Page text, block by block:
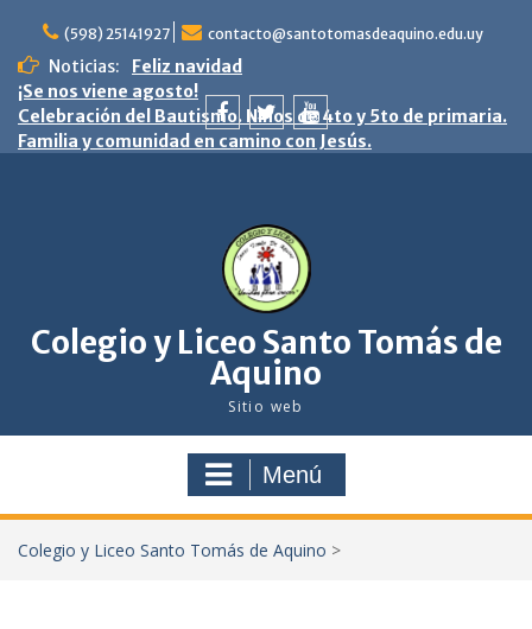
contenido
(598) 25141927 contacto@santotomasdeaquino.edu.uy
Noticias:
Feliz navidad
¡Se nos viene agosto!
Celebración del Bautismo. Niños de 4to y 5to de primaria.
Familia y comunidad en camino con Jesús.
facebooktwitteryoutube
Colegio y Liceo Santo Tomás de
Aquino
Sitio web
Menú
Colegio y Liceo Santo Tomás de Aquino >